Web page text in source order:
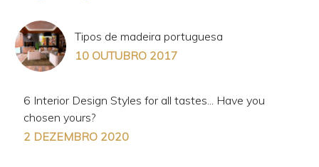
Tipos de madeira portuguesa
10 OUTUBRO 2017
6 Interior Design Styles for all tastes... Have you
chosen yours?
2 DEZEMBRO 2020